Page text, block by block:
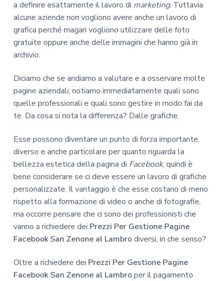
a definire esattamente il lavoro di marketing. Tuttavia
alcune aziende non vogliono avere anche un lavoro di
grafica perché magari vogliono utilizzare delle foto
gratuite oppure anche delle immagini che hanno già in
archivio.
Diciamo che se andiamo a valutare e a osservare molte
pagine aziendali, notiamo immediatamente quali sono
quelle professionali e quali sono gestire in modo fai da
te. Da cosa si nota la differenza? Dalle grafiche.
Esse possono diventare un punto di forza importante,
diverso e anche particolare per quanto riguarda la
bellezza estetica della pagina di Facebook, quindi è
bene considerare se ci deve essere un lavoro di grafiche
personalizzate. Il vantaggio è che esse costano di meno
rispetto alla formazione di video o anche di fotografie,
ma occorre pensare che ci sono dei professionisti che
vanno a richiedere dei Prezzi Per Gestione Pagine
Facebook San Zenone al Lambrodiversi, in che senso?
Oltre a richiedere dei Prezzi Per Gestione Pagine
Facebook San Zenone al Lambroper il pagamento